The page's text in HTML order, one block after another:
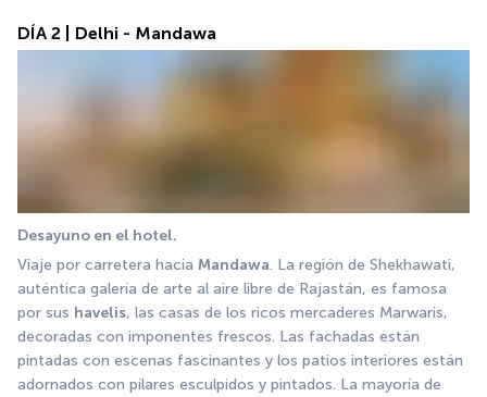
DÍA 2 | Delhi - Mandawa
Desayuno en el hotel.
Viaje por carretera hacia Mandawa. La región de Shekhawati,
auténtica galería de arte al aire libre de Rajastán, es famosa
por sus havelis, las casas de los ricos mercaderes Marwaris,
decoradas con imponentes frescos. Las fachadas están
pintadas con escenas fascinantes y los patios interiores están
adornados con pilares esculpidos y pintados. La mayoría de